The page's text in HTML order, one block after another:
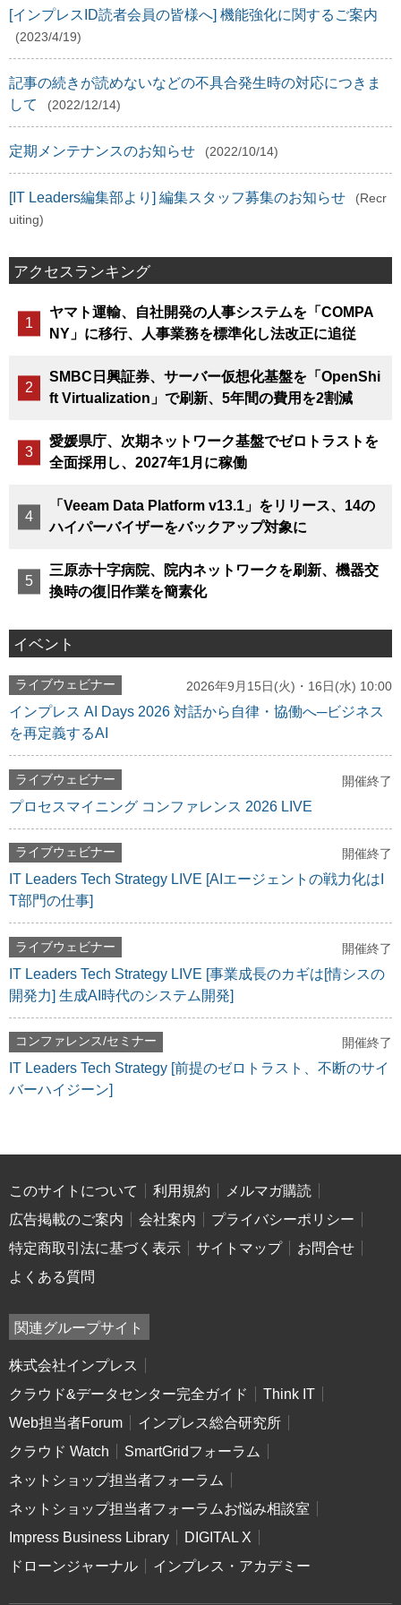
[インプレスID読者会員の皆様へ] 機能強化に関するご案内
(2023/4/19)
記事の続きが読めないなどの不具合発生時の対応につきま
して
(2022/12/14)
定期メンテナンスのお知らせ (2022/10/14)
[IT Leaders編集部より] 編集スタッフ募集のお知らせ
(Recr
uiting)
アクセスランキング
ヤマト運輸、自社開発の人事システムを「COMPA
NY」に移行、人事業務を標準化し法改正に追従
SMBC日興証券、サーバー仮想化基盤を「OpenShi
ft Virtualization」で刷新、5年間の費用を2割減
愛媛県庁、次期ネットワーク基盤でゼロトラストを
全面採用し、2027年1月に稼働
「Veeam Data Platform v13.1」をリリース、14の
ハイパーバイザーをバックアップ対象に
三原赤十字病院、院内ネットワークを刷新、機器交
換時の復旧作業を簡素化
イベント
ライブウェビナー 2026年9月15日(火)・16日(水) 10:00
インプレス AI Days 2026 対話から自律・協働へ─ビジネス
を再定義するAI
ライブウェビナー 開催終了
プロセスマイニング コンファレンス 2026 LIVE
ライブウェビナー 開催終了
IT Leaders Tech Strategy LIVE [AIエージェントの戦力化はI
T部門の仕事]
ライブウェビナー 開催終了
IT Leaders Tech Strategy LIVE [事業成長のカギは[情シスの
開発力] 生成AI時代のシステム開発]
コンファレンス/セミナー 開催終了
IT Leaders Tech Strategy [前提のゼロトラスト、不断のサイ
バーハイジーン]
このサイトについて 利用規約
メルマガ購読
広告掲載のご案内
会社案内
プライバシーポリシー
特定商取引法に基づく表示
サイトマップ
お問合せ
よくある質問
関連グループサイト
株式会社インプレス
クラウド&データセンター完全ガイド
Think IT
Web担当者Forum
インプレス総合研究所
クラウド Watch
SmartGridフォーラム
ネットショップ担当者フォーラム
ネットショップ担当者フォーラムお悩み相談室
Impress Business Library
DIGITAL X
ドローンジャーナル
インプレス・アカデミー